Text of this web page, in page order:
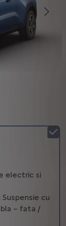
electric si
Suspensie cu
– fata /